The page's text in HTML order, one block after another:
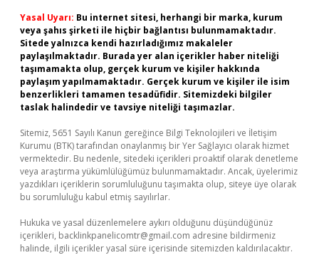
Yasal Uyarı: Bu internet sitesi, herhangi bir marka, kurum
veya şahıs şirketi ile hiçbir bağlantısı bulunmamaktadır.
Sitede yalnızca kendi hazırladığımız makaleler
paylaşılmaktadır. Burada yer alan içerikler haber niteliği
taşımamakta olup, gerçek kurum ve kişiler hakkında
paylaşım yapılmamaktadır. Gerçek kurum ve kişiler ile isim
benzerlikleri tamamen tesadüfidir. Sitemizdeki bilgiler
taslak halindedir ve tavsiye niteliği taşımazlar.
Sitemiz, 5651 Sayılı Kanun gereğince Bilgi Teknolojileri ve İletişim
Kurumu (BTK) tarafından onaylanmış bir Yer Sağlayıcı olarak hizmet
vermektedir. Bu nedenle, sitedeki içerikleri proaktif olarak denetleme
veya araştırma yükümlülüğümüz bulunmamaktadır. Ancak, üyelerimiz
yazdıkları içeriklerin sorumluluğunu taşımakta olup, siteye üye olarak
bu sorumluluğu kabul etmiş sayılırlar.
Hukuka ve yasal düzenlemelere aykırı olduğunu düşündüğünüz
içerikleri, backlinkpanelicomtr@gmail.com adresine bildirmeniz
halinde, ilgili içerikler yasal süre içerisinde sitemizden kaldırılacaktır.